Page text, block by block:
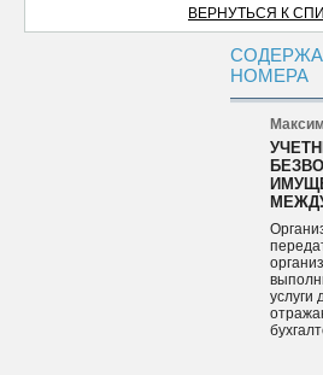
ВЕРНУТЬСЯ К
НОМЕРА
услуги